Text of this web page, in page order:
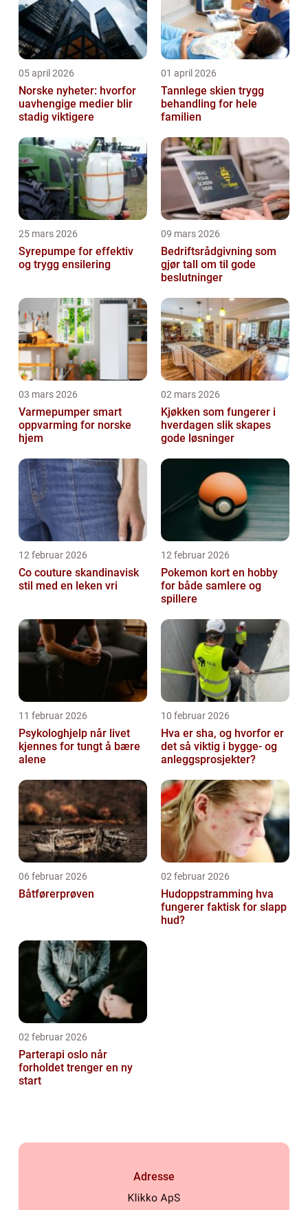
05 april 2026
Norske nyheter: hvorfor
uavhengige medier blir
stadig viktigere
01 april 2026
Tannlege skien trygg
behandling for hele
familien
25 mars 2026
Syrepumpe for effektiv
og trygg ensilering
09 mars 2026
Bedriftsrådgivning som
gjør tall om til gode
beslutninger
03 mars 2026
Varmepumper smart
oppvarming for norske
hjem
02 mars 2026
Kjøkken som fungerer i
hverdagen slik skapes
gode løsninger
12 februar 2026
Co couture skandinavisk
stil med en leken vri
12 februar 2026
Pokemon kort en hobby
for både samlere og
spillere
11 februar 2026
Psykologhjelp når livet
kjennes for tungt å bære
alene
10 februar 2026
Hva er sha, og hvorfor er
det så viktig i bygge- og
anleggsprosjekter?
06 februar 2026
Båtførerprøven
02 februar 2026
Hudoppstramming hva
fungerer faktisk for slapp
hud?
02 februar 2026
Parterapi oslo når
forholdet trenger en ny
start
Adresse